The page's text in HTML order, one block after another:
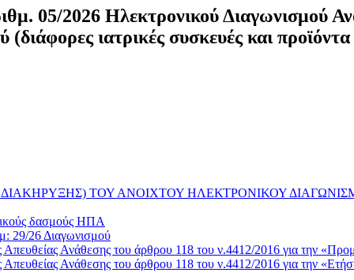
05/2026 Ηλεκτρονικού Διαγωνισμού
ιατρικές συσκευές και προϊόντα
ΤΟΥ ΑΝΟΙΧΤΟΥ ΗΛΕΚΤΡΟΝΙΚΟΥ
δασμούς ΗΠΑ
29/26 Διαγωνισμού
Ανάθεσης του άρθρου 118 του ν.4412/2016 για την
Ανάθεσης του άρθρου 118 του ν.4412/2016 για την